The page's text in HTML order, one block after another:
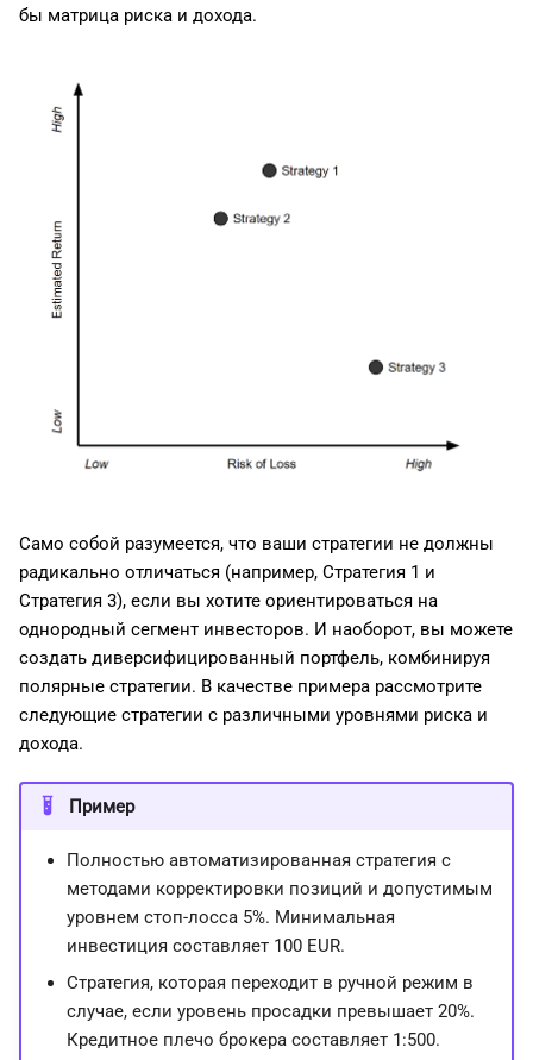
бы матрица риска и дохода.
Само собой разумеется, что ваши стратегии не должны
радикально отличаться (например, Стратегия 1 и
Стратегия 3), если вы хотите ориентироваться на
однородный сегмент инвесторов. И наоборот, вы можете
создать диверсифицированный портфель, комбинируя
полярные стратегии. В качестве примера рассмотрите
следующие стратегии с различными уровнями риска и
дохода.
Пример
Полностью автоматизированная стратегия с
методами корректировки позиций и допустимым
уровнем стоп-лосса 5%. Минимальная
инвестиция составляет 100 EUR.
Стратегия, которая переходит в ручной режим в
случае, если уровень просадки превышает 20%.
Кредитное плечо брокера составляет 1:500.